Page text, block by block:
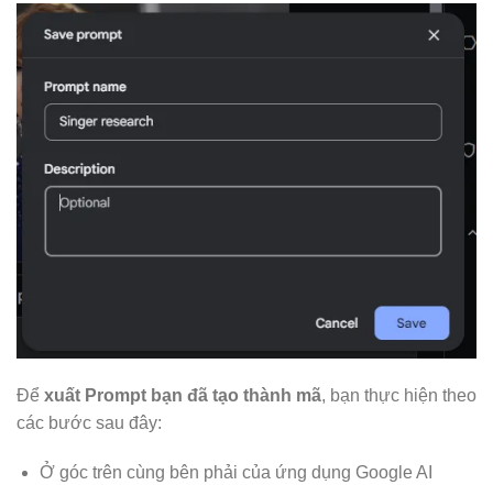
Để xuất Prompt bạn đã tạo thành mã, bạn thực hiện theo
các bước sau đây:
Ở góc trên cùng bên phải của ứng dụng Google AI